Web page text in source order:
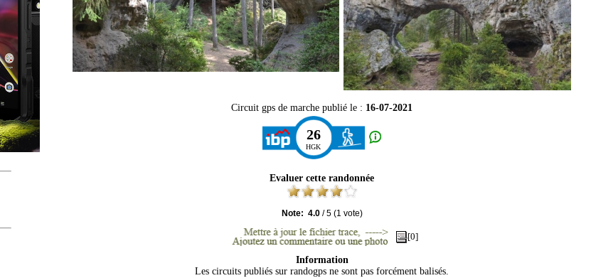
Circuit gps de marche publié le : 16-07-2021
26
HGK
Evaluer cette randonnée
Note: 4.0/5(1 vote)
[0]
Information
Les circuits publiés sur randogps ne sont pas forcément balisés.